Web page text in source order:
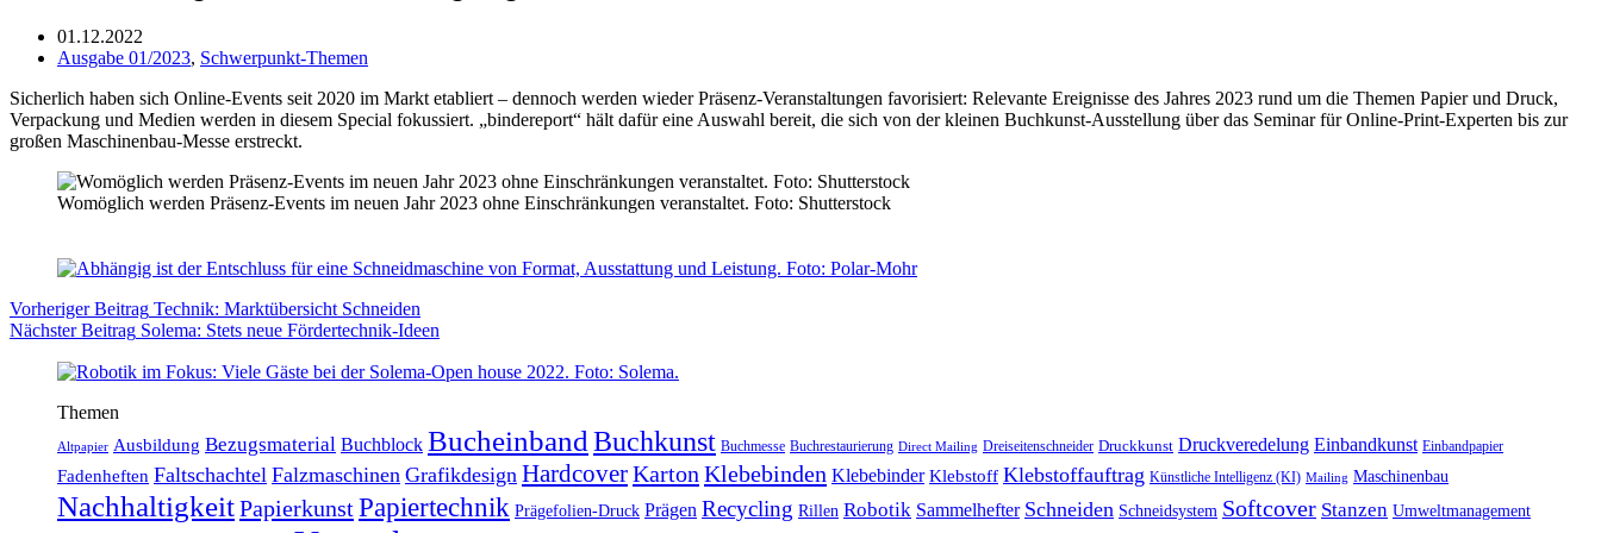
01.12.2022
Ausgabe 01/2023, Schwerpunkt-Themen
Sicherlich haben sich Online-Events seit 2020 im Markt etabliert – dennoch werden wieder Präsenz-Veranstaltungen favorisiert: Relevante Ereignisse des Jahres 2023 rund um die Themen Papier und Druck,
Verpackung und Medien werden in diesem Special fokussiert. „bindereport“ hält dafür eine Auswahl bereit, die sich von der kleinen Buchkunst-Ausstellung über das Seminar für Online-Print-Experten bis zur
großen Maschinenbau-Messe erstreckt.
Womöglich werden Präsenz-Events im neuen Jahr 2023 ohne Einschränkungen veranstaltet. Foto: Shutterstock
VorherigerBeitrag Technik: Marktübersicht Schneiden
NächsterBeitrag Solema: Stets neue Fördertechnik-Ideen
Themen
Altpapier Ausbildung Bezugsmaterial Buchblock BucheinbandBuchkunst Buchmesse Buchrestaurierung Direct Mailing Dreiseitenschneider Druckkunst Druckveredelung Einbandkunst Einbandpapier
Fadenheften Faltschachtel Falzmaschinen Grafikdesign HardcoverKarton Klebebinden Klebebinder Klebstoff Klebstoffauftrag Künstliche Intelligenz (KI) Mailing Maschinenbau
NachhaltigkeitPapierkunstPapiertechnik Prägefolien-Druck Prägen Recycling Rillen Robotik Sammelhefter Schneiden Schneidsystem Softcover Stanzen Umweltmanagement